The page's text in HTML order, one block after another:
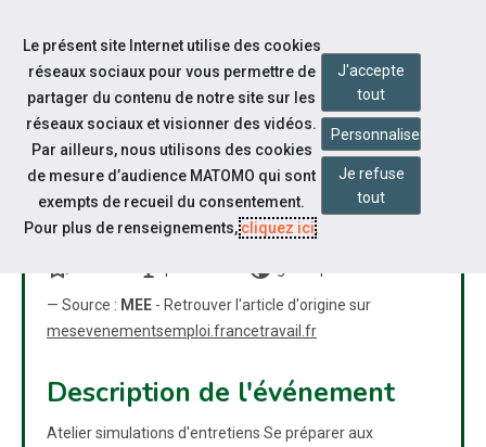
Aller au contenu
ATELIER SIMULATIONS
D'ENTRETIENS
bookmarks nest_cam_indoor public
— Source : MEE - Retrouver l'article d'origine sur
mesevenementsemploi.francetravail.fr
Description de l'événement
Atelier simulations d'entretiens Se préparer aux
Le présent site Internet utilise des cookies
réseaux sociaux pour vous permettre de
partager du contenu de notre site sur les
réseaux sociaux et visionner des vidéos.
Par ailleurs, nous utilisons des cookies
de mesure d’audience MATOMO qui sont
exempts de recueil du consentement.
Pour plus de renseignements,cliquez ici.
J'accepte
tout
Personnaliser
Je refuse
tout